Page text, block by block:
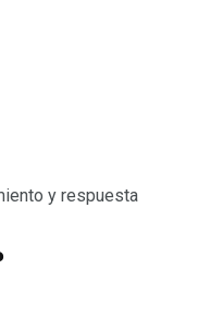
y respuesta